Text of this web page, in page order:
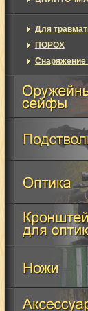
Для
ПОРОХ
Снаряжение